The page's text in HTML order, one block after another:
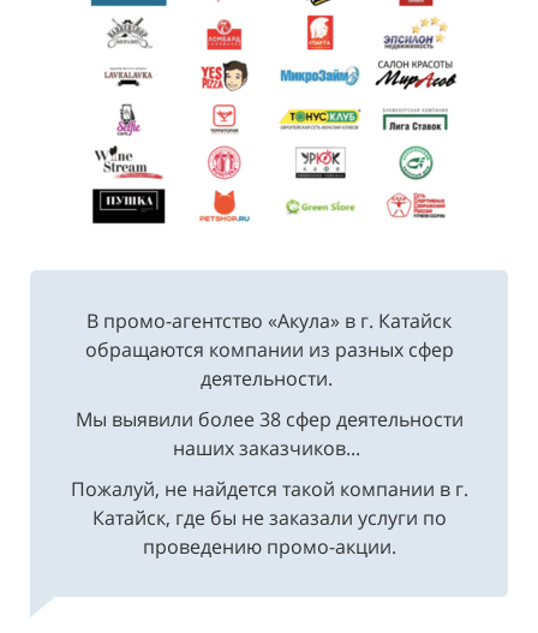
В промо-агентство «Акула» в г. Катайск
обращаются компании из разных сфер
деятельности.
Мы выявили более 38 сфер деятельности
наших заказчиков...
Пожалуй, не найдется такой компании в г.
Катайск, где бы не заказали услуги по
проведению промо-акции.